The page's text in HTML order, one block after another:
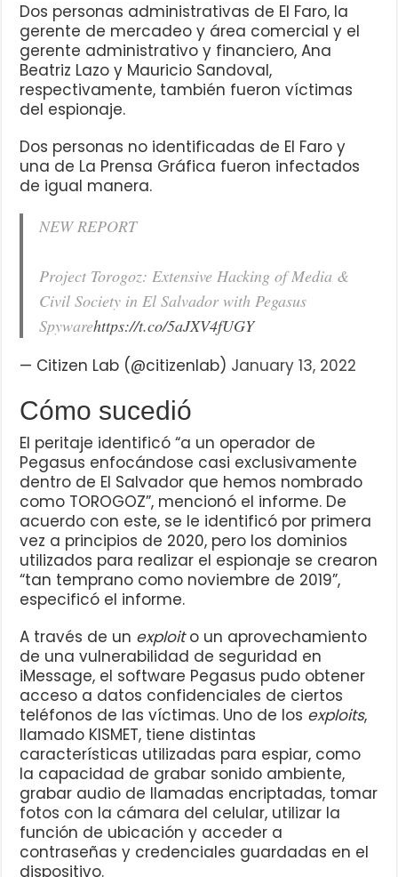
Dos personas administrativas de El Faro, la
gerente de mercadeo y área comercial y el
gerente administrativo y financiero, Ana
Beatriz Lazo y Mauricio Sandoval,
respectivamente, también fueron víctimas
del espionaje.
Dos personas no identificadas de El Faro y
una de La Prensa Gráfica fueron infectados
de igual manera.
NEW REPORT
Project Torogoz: Extensive Hacking of Media &
Civil Society in El Salvador with Pegasus
Spywarehttps://t.co/5aJXV4fUGY
— Citizen Lab (@citizenlab) January 13, 2022
Cómo sucedió
El peritaje identificó “a un operador de
Pegasus enfocándose casi exclusivamente
dentro de El Salvador que hemos nombrado
como TOROGOZ”, mencionó el informe. De
acuerdo con este, se le identificó por primera
vez a principios de 2020, pero los dominios
utilizados para realizar el espionaje se crearon
“tan temprano como noviembre de 2019”,
especificó el informe.
A través de un exploito un aprovechamiento
de una vulnerabilidad de seguridad en
iMessage, el software Pegasus pudo obtener
acceso a datos confidenciales de ciertos
teléfonos de las víctimas. Uno de los exploits,
llamado KISMET, tiene distintas
características utilizadas para espiar, como
la capacidad de grabar sonido ambiente,
grabar audio de llamadas encriptadas, tomar
fotos con la cámara del celular, utilizar la
función de ubicación y acceder a
contraseñas y credenciales guardadas en el
dispositivo.